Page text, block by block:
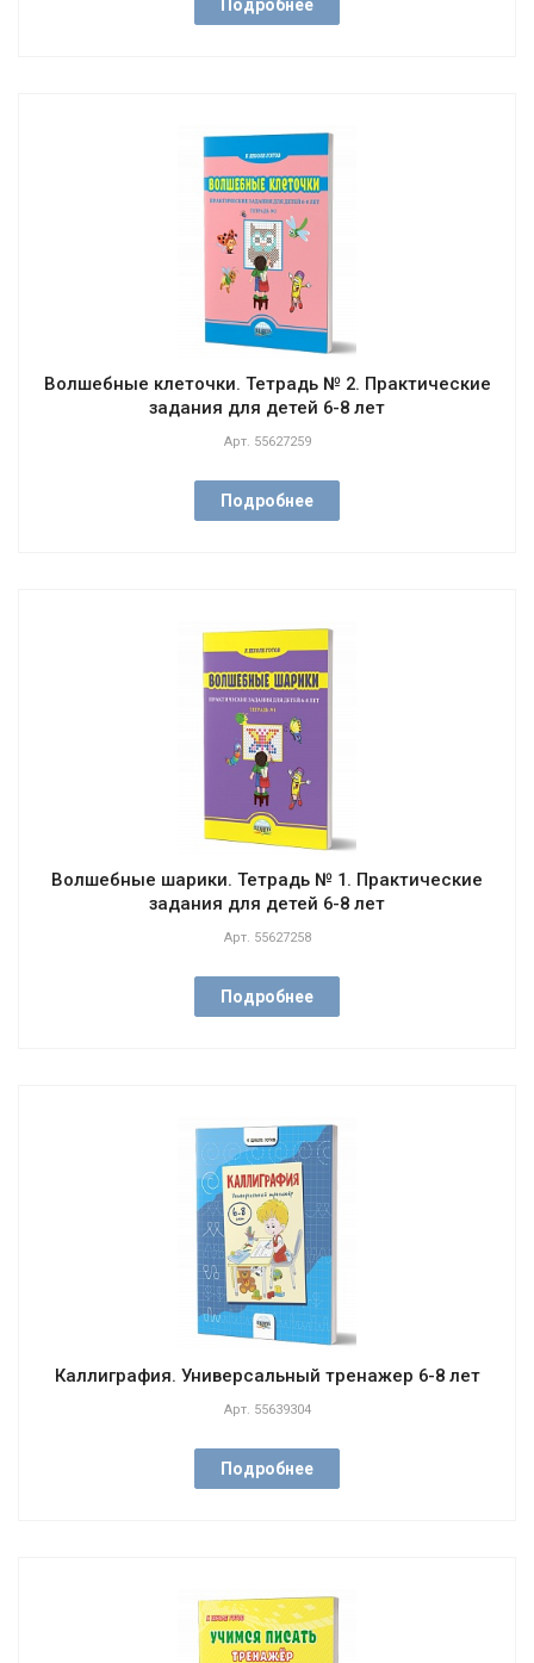
Подробнее
Волшебные клеточки. Тетрадь № 2. Практические
задания для детей 6-8 лет
Арт. 55627259
Подробнее
Волшебные шарики. Тетрадь № 1. Практические
задания для детей 6-8 лет
Арт. 55627258
Подробнее
Каллиграфия. Универсальный тренажер 6-8 лет
Арт. 55639304
Подробнее